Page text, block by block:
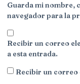
Guarda mi nombre,
navegador para la
Recibir un correo
a esta entrada.
Recibir un correo